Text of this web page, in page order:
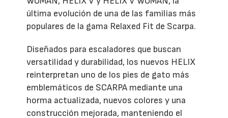
última evolución de una de las familias más
populares de la gama Relaxed Fit de Scarpa.
Diseñados para escaladores que buscan
versatilidad y durabilidad, los nuevos HELIX
reinterpretan uno de los pies de gato más
emblemáticos de SCARPA mediante una
horma actualizada, nuevos colores y una
construcción mejorada, manteniendo el